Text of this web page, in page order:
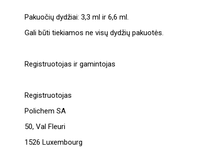
Pakuočių dydžiai: 3,3 ml ir 6,6 ml.
Gali būti tiekiamos ne visų dydžių pakuotės.
Registruotojas ir gamintojas
Registruotojas
Polichem SA
50, Val Fleuri
1526 Luxembourg